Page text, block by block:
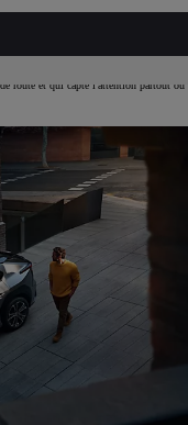
uniques
route et qui capte l'attention partout où